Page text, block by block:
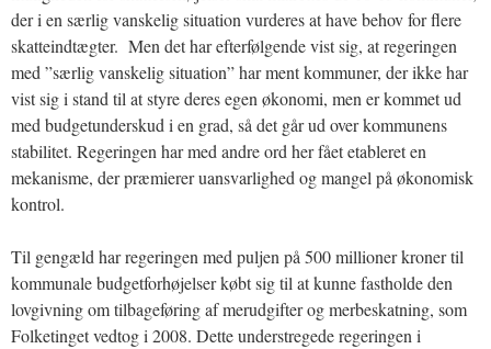
der i en særlig vanskelig situation vurderes at have behov for flere
skatteindtægter. Men det har efterfølgende vist sig, at regeringen
med ”særlig vanskelig situation” har ment kommuner, der ikke har
vist sig i stand til at styre deres egen økonomi, men er kommet ud
med budgetunderskud i en grad, så det går ud over kommunens
stabilitet. Regeringen har med andre ord her fået etableret en
mekanisme, der præmierer uansvarlighed og mangel på økonomisk
kontrol.
Til gengæld har regeringen med puljen på 500 millioner kroner til
kommunale budgetforhøjelser købt sig til at kunne fastholde den
lovgivning om tilbageføring af merudgifter og merbeskatning, som
Folketinget vedtog i 2008. Dette understregede regeringen i